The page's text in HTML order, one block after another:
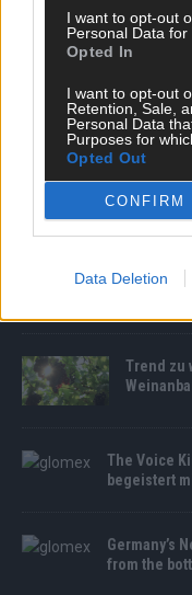
I want to opt-out
Personal Data for
Opted In
I want to opt-out
Retention, Sale,
Personal Data
Purposes for
Opted Out
CONFIRM
Data Deletion
FOLGE UNS BEI
Germany’s
Trend zu
The Voice
begeistert
Germany’s
from the